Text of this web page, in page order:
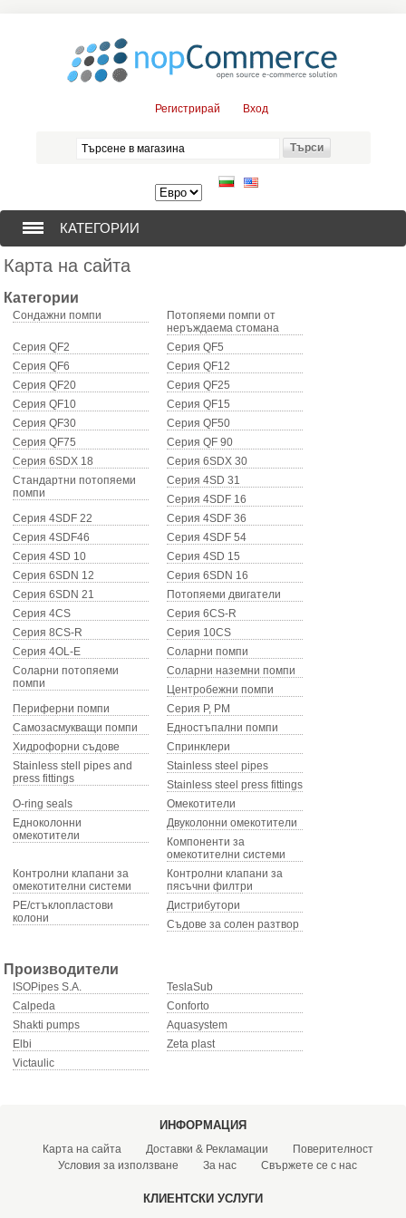
Регистрирай Вход
КАТЕГОРИИ
СОНДАЖНИ ПОМПИ (376)
ПОТОПЯЕМИ ДВИГАТЕЛИ (57)
СОЛАРНИ ПОМПИ (0)
ЦЕНТРОБЕЖНИ ПОМПИ (3)
ХИДРОФОРНИ СЪДОВЕ (0)
СПРИНКЛЕРИ (0)
STAINLESS STELL PIPES AND PRESS FITTINGS (2)
ОМЕКОТИТЕЛИ (0)
КОМПОНЕНТИ ЗА ОМЕКОТИТЕЛНИ СИСТЕМИ (6)
Карта на сайта
Категории
Сондажни помпи
Потопяеми помпи от
неръждаема стомана
Серия QF2
Серия QF5
Серия QF6
Серия QF12
Серия QF20
Серия QF25
Серия QF10
Серия QF15
Серия QF30
Серия QF50
Серия QF75
Серия QF 90
Серия 6SDX 18
Серия 6SDX 30
Стандартни потопяеми
помпи
Серия 4SD 31
Серия 4SDF 16
Серия 4SDF 22
Серия 4SDF 36
Серия 4SDF46
Серия 4SDF 54
Серия 4SD 10
Серия 4SD 15
Серия 6SDN 12
Серия 6SDN 16
Серия 6SDN 21
Потопяеми двигатели
Серия 4CS
Серия 6CS-R
Серия 8CS-R
Серия 10CS
Серия 4OL-E
Соларни помпи
Соларни потопяеми
помпи
Соларни наземни помпи
Центробежни помпи
Периферни помпи
Серия P, PM
Самозасмукващи помпи
Едностъпални помпи
Хидрофорни съдове
Спринклери
Stainless stell pipes and
press fittings
Stainless steel pipes
Stainless steel press fittings
O-ring seals
Омекотители
Едноколонни
омекотители
Двуколонни омекотители
Компоненти за
омекотителни системи
Контролни клапани за
омекотителни системи
Контролни клапани за
пясъчни филтри
PE/стъклопластови
колони
Дистрибутори
Съдове за солен разтвор
Производители
ISOPipes S.A.
TeslaSub
Calpeda
Conforto
Shakti pumps
Aquasystem
Elbi
Zeta plast
Victaulic
ИНФОРМАЦИЯ
Карта на сайта Доставки & Рекламации
Поверителност
Условия за използване
За нас Свържете се с нас
КЛИЕНТСКИ УСЛУГИ